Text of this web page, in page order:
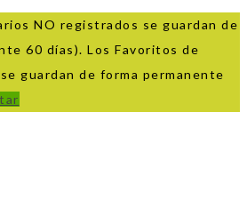
NO registrados se guardan de
60 días). Los Favoritos de
guardan de forma permanente